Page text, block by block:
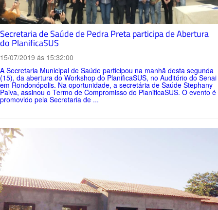
Secretaria de Saúde de Pedra Preta participa de Abertura
do PlanificaSUS
15/07/2019 ás 15:32:00
A Secretaria Municipal de Saúde participou na manhã desta segunda
(15), da abertura do Workshop do PlanificaSUS, no Auditório do Senai
em Rondonópolis. Na oportunidade, a secretária de Saúde Stephany
Paiva, assinou o Termo de Compromisso do PlanificaSUS. O evento é
promovido pela Secretaria de ...